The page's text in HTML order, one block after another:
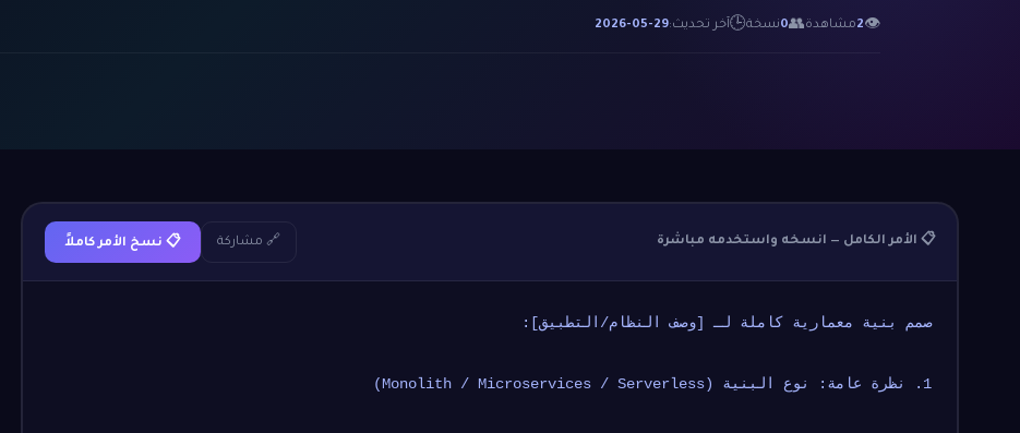
👁
2مشاهدة👥
0نسخة🕒آخر تحديث:2026-05-29
📋 الأمر الكامل — انسخه واستخدمه مباشرة 🔗 مشاركة 📋 نسخ الأمر كاملاً
صمم بنية معمارية كاملة لـ [وصف النظام/التطبيق]:
1. نظرة عامة: نوع البنية (Monolith / Microservices / Serverless)